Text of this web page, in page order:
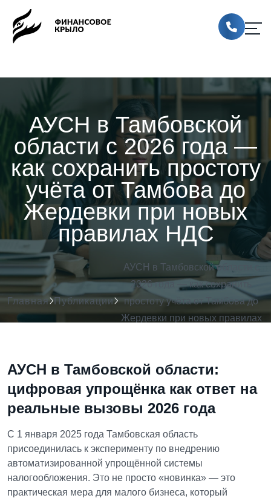
АУСН в Тамбовской
области с 2026 года —
как сохранить простоту
учёта от Тамбова до
Жердевки при новых
правилах НДС
Главная Публикации
АУСН в Тамбовской области с
2026 года — как сохранить
простоту учёта от Тамбова до
Жердевки при новых правилах
АУСН в Тамбовской области:
цифровая упрощёнка как ответ на
реальные вызовы 2026 года
С 1 января 2025 года Тамбовская область
присоединилась к эксперименту по внедрению
автоматизированной упрощённой системы
налогообложения. Это не просто «новинка» — это
практическая мера для малого бизнеса, который